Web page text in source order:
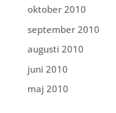
oktober 2010
september 2010
augusti 2010
juni 2010
maj 2010